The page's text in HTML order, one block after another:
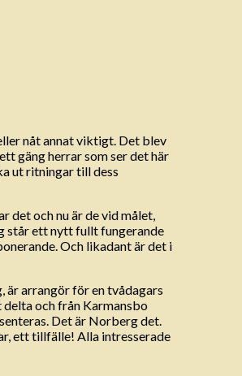
nåt annat viktigt. Det blev
gäng herrar som ser det här
ut ritningar till dess
det och nu är de vid målet,
står ett nytt fullt fungerande
Och likadant är det i
är arrangör för en tvådagars
och från Karmansbo
Det är Norberg det.
ett tillfälle! Alla intresserade